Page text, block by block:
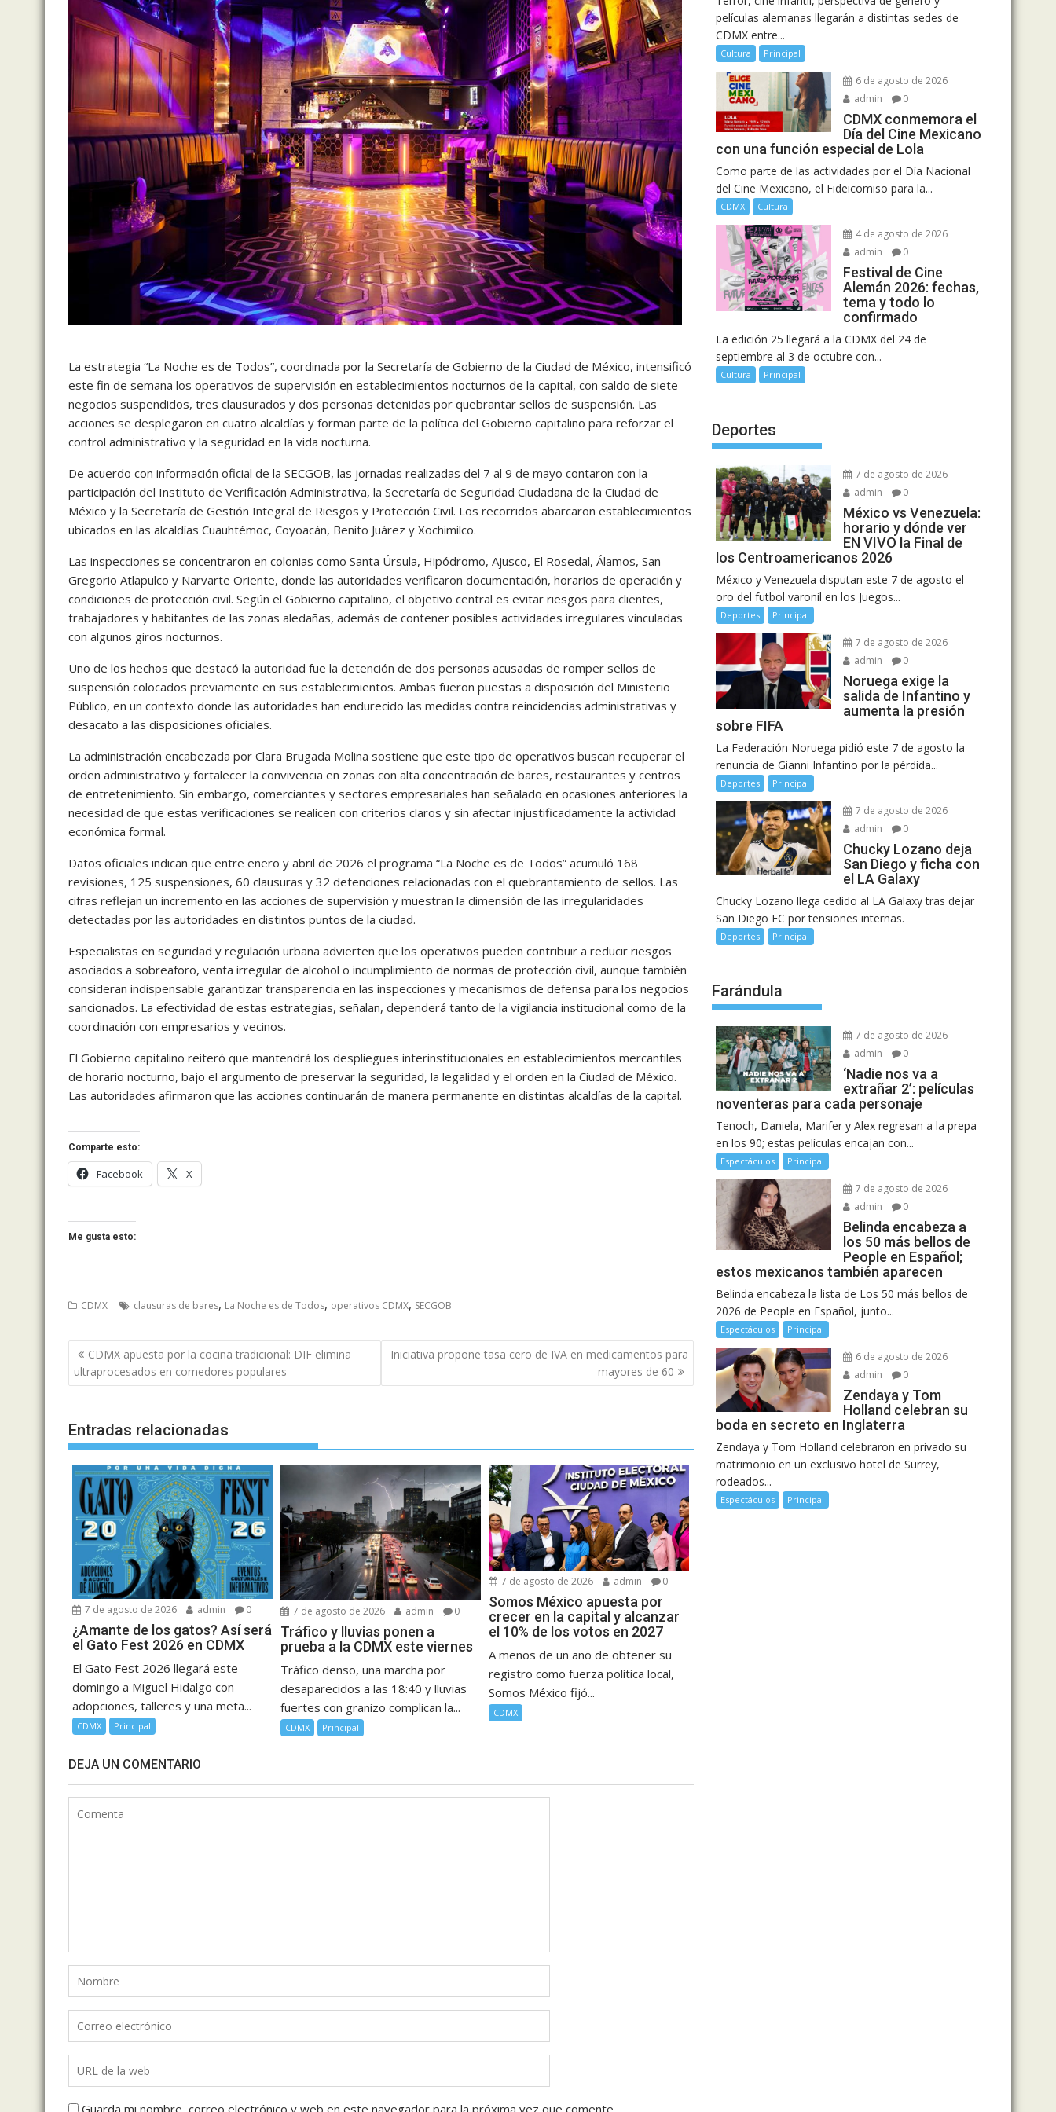
La estrategia “La Noche es de Todos”, coordinada por la Secretaría de Gobierno de la Ciudad de México, intensificó
este fin de semana los operativos de supervisión en establecimientos nocturnos de la capital, con saldo de siete
negocios suspendidos, tres clausurados y dos personas detenidas por quebrantar sellos de suspensión. Las
acciones se desplegaron en cuatro alcaldías y forman parte de la política del Gobierno capitalino para reforzar el
control administrativo y la seguridad en la vida nocturna.
De acuerdo con información oficial de la SECGOB, las jornadas realizadas del 7 al 9 de mayo contaron con la
participación del Instituto de Verificación Administrativa, la Secretaría de Seguridad Ciudadana de la Ciudad de
México y la Secretaría de Gestión Integral de Riesgos y Protección Civil. Los recorridos abarcaron establecimientos
ubicados en las alcaldías Cuauhtémoc, Coyoacán, Benito Juárez y Xochimilco.
Las inspecciones se concentraron en colonias como Santa Úrsula, Hipódromo, Ajusco, El Rosedal, Álamos, San
Gregorio Atlapulco y Narvarte Oriente, donde las autoridades verificaron documentación, horarios de operación y
condiciones de protección civil. Según el Gobierno capitalino, el objetivo central es evitar riesgos para clientes,
trabajadores y habitantes de las zonas aledañas, además de contener posibles actividades irregulares vinculadas
con algunos giros nocturnos.
Uno de los hechos que destacó la autoridad fue la detención de dos personas acusadas de romper sellos de
suspensión colocados previamente en sus establecimientos. Ambas fueron puestas a disposición del Ministerio
Público, en un contexto donde las autoridades han endurecido las medidas contra reincidencias administrativas y
desacato a las disposiciones oficiales.
La administración encabezada por Clara Brugada Molina sostiene que este tipo de operativos buscan recuperar el
orden administrativo y fortalecer la convivencia en zonas con alta concentración de bares, restaurantes y centros
de entretenimiento. Sin embargo, comerciantes y sectores empresariales han señalado en ocasiones anteriores la
necesidad de que estas verificaciones se realicen con criterios claros y sin afectar injustificadamente la actividad
económica formal.
Datos oficiales indican que entre enero y abril de 2026 el programa “La Noche es de Todos” acumuló 168
revisiones, 125 suspensiones, 60 clausuras y 32 detenciones relacionadas con el quebrantamiento de sellos. Las
cifras reflejan un incremento en las acciones de supervisión y muestran la dimensión de las irregularidades
detectadas por las autoridades en distintos puntos de la ciudad.
Especialistas en seguridad y regulación urbana advierten que los operativos pueden contribuir a reducir riesgos
asociados a sobreaforo, venta irregular de alcohol o incumplimiento de normas de protección civil, aunque también
consideran indispensable garantizar transparencia en las inspecciones y mecanismos de defensa para los negocios
sancionados. La efectividad de estas estrategias, señalan, dependerá tanto de la vigilancia institucional como de la
coordinación con empresarios y vecinos.
El Gobierno capitalino reiteró que mantendrá los despliegues interinstitucionales en establecimientos mercantiles
de horario nocturno, bajo el argumento de preservar la seguridad, la legalidad y el orden en la Ciudad de México.
Las autoridades afirmaron que las acciones continuarán de manera permanente en distintas alcaldías de la capital.
Comparte esto:
Facebook X
Me gusta esto:
CDMX clausuras de bares, La Noche es de Todos, operativos CDMX, SECGOB
Navegación
de
entradas
CDMX apuesta por la cocina tradicional: DIF elimina
ultraprocesados en comedores populares
Iniciativa propone tasa cero de IVA en medicamentos para
mayores de 60
Entradas relacionadas
7 de agosto de 2026 admin 0
¿Amante de los gatos? Así será
el Gato Fest 2026 en CDMX
El Gato Fest 2026 llegará este
domingo a Miguel Hidalgo con
adopciones, talleres y una meta...
CDMX Principal
7 de agosto de 2026 admin 0
Tráfico y lluvias ponen a
prueba a la CDMX este viernes
Tráfico denso, una marcha por
desaparecidos a las 18:40 y lluvias
fuertes con granizo complican la...
CDMX Principal
7 de agosto de 2026 admin 0
Somos México apuesta por
crecer en la capital y alcanzar
el 10% de los votos en 2027
A menos de un año de obtener su
registro como fuerza política local,
Somos México fijó...
CDMX
DEJA UN COMENTARIO
Guarda mi nombre, correo electrónico y web en este navegador para la próxima vez que comente.
películas alemanas llegarán a distintas sedes de
CDMX entre...
Cultura Principal
6 de agosto de 2026
admin
0
CDMX conmemora el
Día del Cine Mexicano
con una función especial de Lola
Como parte de las actividades por el Día Nacional
del Cine Mexicano, el Fideicomiso para la...
CDMX Cultura
4 de agosto de 2026
admin
0
Festival de Cine
Alemán 2026: fechas,
tema y todo lo
confirmado
La edición 25 llegará a la CDMX del 24 de
septiembre al 3 de octubre con...
Cultura Principal
Deportes
7 de agosto de 2026
admin
0
México vs Venezuela:
horario y dónde ver
EN VIVO la Final de
los Centroamericanos 2026
México y Venezuela disputan este 7 de agosto el
oro del futbol varonil en los Juegos...
Deportes Principal
7 de agosto de 2026
admin
0
Noruega exige la
salida de Infantino y
aumenta la presión
sobre FIFA
La Federación Noruega pidió este 7 de agosto la
renuncia de Gianni Infantino por la pérdida...
Deportes Principal
7 de agosto de 2026
admin
0
Chucky Lozano deja
San Diego y ficha con
el LA Galaxy
Chucky Lozano llega cedido al LA Galaxy tras dejar
San Diego FC por tensiones internas.
Deportes Principal
Farándula
7 de agosto de 2026
admin
0
‘Nadie nos va a
extrañar 2’: películas
noventeras para cada personaje
Tenoch, Daniela, Marifer y Alex regresan a la prepa
en los 90; estas películas encajan con...
Espectáculos Principal
7 de agosto de 2026
admin
0
Belinda encabeza a
los 50 más bellos de
People en Español;
estos mexicanos también aparecen
Belinda encabeza la lista de Los 50 más bellos de
2026 de People en Español, junto...
Espectáculos Principal
6 de agosto de 2026
admin
0
Zendaya y Tom
Holland celebran su
boda en secreto en Inglaterra
Zendaya y Tom Holland celebraron en privado su
matrimonio en un exclusivo hotel de Surrey,
rodeados...
Espectáculos Principal